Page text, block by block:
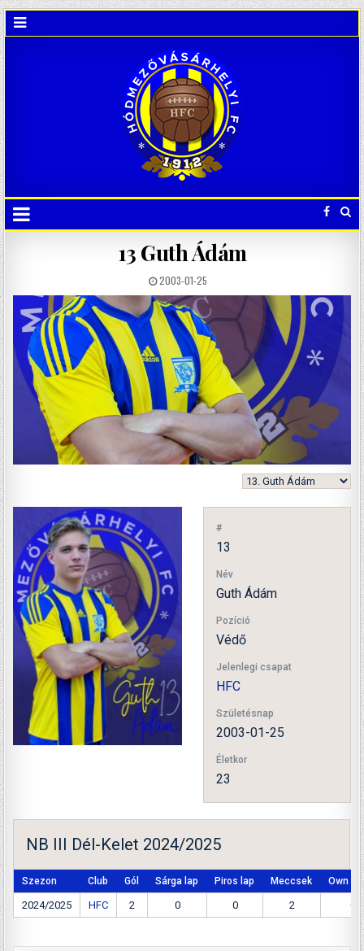
13 Guth Ádám
2003-01-25
#
13
Név
Guth Ádám
Pozíció
Védő
Jelenlegi csapat
HFC
Születésnap
2003-01-25
Életkor
23
NB III Dél-Kelet 2024/2025
Szezon Club Gól Sárga lap Piros lap Meccsek Own
2024/2025 HFC 2 0 0 2 0